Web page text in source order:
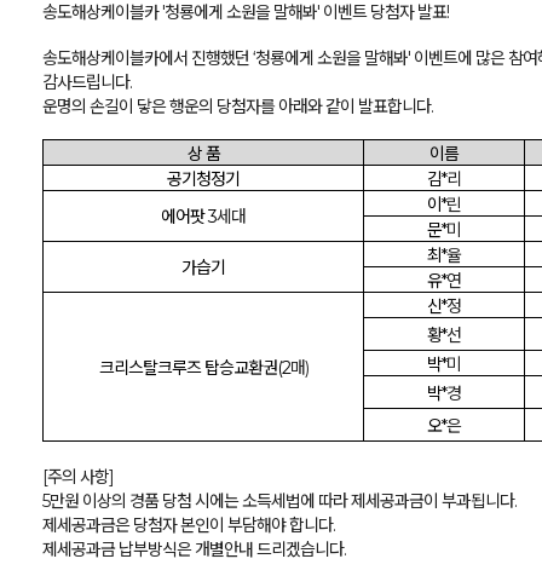
송도해상케이블카 '청룡에게 소원을 말해봐' 이벤트 당첨자 발표!
송도해상케이블카에서 진행했던 ‘청룡에게 소원을 말해봐' 이벤트에 많은 참
감사드립니다.
운명의 손길이 닿은 행운의 당첨자를 아래와 같이 발표합니다.
상 품
이름
공기청정기
김*리
에어팟 3세대
이*린
문*미
가습기
최*율
유*연
크리스탈크루즈 탑승교환권(2매)
신*정
황*선
박*미
박*경
오*은
[주의 사항]
5만원 이상의 경품 당첨 시에는 소득세법에 따라 제세공과금이 부과됩니다.
제세공과금은 당첨자 본인이 부담해야 합니다.
제세공과금 납부방식은 개별안내 드리겠습니다.